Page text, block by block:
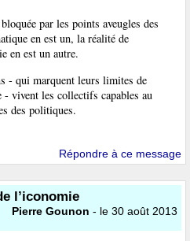
par les points aveugles des
en est un, la réalité de
en est un autre.
- qui marquent leurs limites de
- vivent les collectifs capables au
des politiques.
Répondre à ce message
l’iconomie
Pierre Gounon - le 30 août 2013